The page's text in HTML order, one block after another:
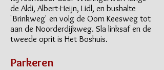
de Aldi, Albert-Heijn, Lidl, en bushalte
'Brinkweg' en volg de Oom Keesweg tot
aan de Noorderdijkweg. Sla linksaf en de
tweede oprit is Het Boshuis.
Parkeren